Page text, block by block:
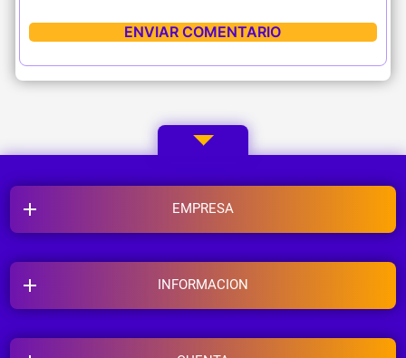
EMPRESA
INFORMACION